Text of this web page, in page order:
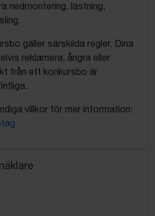
nedmontering, lastning,
gäller särskilda regler. Dina
reklamera, ångra eller
från ett konkursbo är
villkor för mer information: